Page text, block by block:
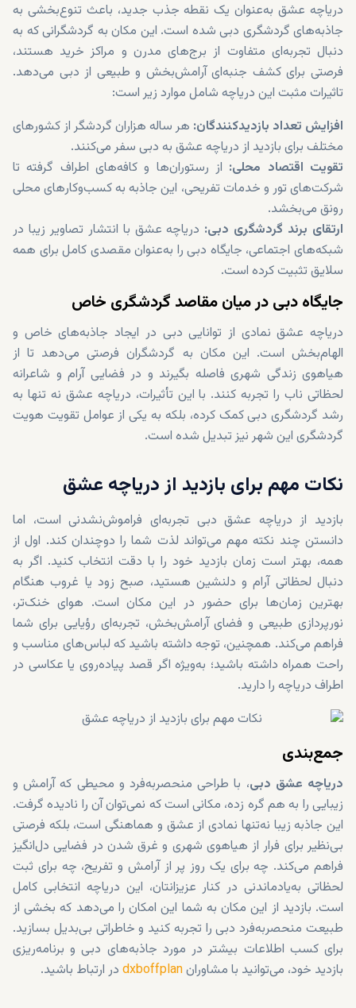
دریاچه عشق به‌عنوان یک نقطه جذب جدید، باعث تنوع‌بخشی به
جاذبه‌های گردشگری دبی شده است. این مکان به گردشگرانی که به
دنبال تجربه‌ای متفاوت از برج‌های مدرن و مراکز خرید هستند،
فرصتی برای کشف جنبه‌ای آرامش‌بخش و طبیعی از دبی می‌دهد.
تاثیرات مثبت این دریاچه شامل موارد زیر است:
افزایش تعداد بازدیدکنندگان: هر ساله هزاران گردشگر از کشورهای
مختلف برای بازدید از دریاچه عشق به دبی سفر می‌کنند.
تقویت اقتصاد محلی: از رستوران‌ها و کافه‌های اطراف گرفته تا
شرکت‌های تور و خدمات تفریحی، این جاذبه به کسب‌وکارهای محلی
رونق می‌بخشد.
ارتقای برند گردشگری دبی: دریاچه عشق با انتشار تصاویر زیبا در
شبکه‌های اجتماعی، جایگاه دبی را به‌عنوان مقصدی کامل برای همه
سلایق تثبیت کرده است.
جایگاه دبی در میان مقاصد گردشگری خاص
دریاچه عشق نمادی از توانایی دبی در ایجاد جاذبه‌های خاص و
الهام‌بخش است. این مکان به گردشگران فرصتی می‌دهد تا از
هیاهوی زندگی شهری فاصله بگیرند و در فضایی آرام و شاعرانه
لحظاتی ناب را تجربه کنند. با این تأثیرات، دریاچه عشق نه تنها به
رشد گردشگری دبی کمک کرده، بلکه به یکی از عوامل تقویت هویت
گردشگری این شهر نیز تبدیل شده است.
نکات مهم برای بازدید از دریاچه عشق
بازدید از دریاچه عشق دبی تجربه‌ای فراموش‌نشدنی است، اما
دانستن چند نکته مهم می‌تواند لذت شما را دوچندان کند. اول از
همه، بهتر است زمان بازدید خود را با دقت انتخاب کنید. اگر به
دنبال لحظاتی آرام و دلنشین هستید، صبح زود یا غروب هنگام
بهترین زمان‌ها برای حضور در این مکان است. هوای خنک‌تر،
نورپردازی طبیعی و فضای آرامش‌بخش، تجربه‌ای رؤیایی برای شما
فراهم می‌کند. همچنین، توجه داشته باشید که لباس‌های مناسب و
راحت همراه داشته باشید؛ به‌ویژه اگر قصد پیاده‌روی یا عکاسی در
اطراف دریاچه را دارید.
جمع‌بندی
دریاچه عشق دبی، با طراحی منحصربه‌فرد و محیطی که آرامش و
زیبایی را به هم گره زده، مکانی است که نمی‌توان آن را نادیده گرفت.
این جاذبه زیبا نه‌تنها نمادی از عشق و هماهنگی است، بلکه فرصتی
بی‌نظیر برای فرار از هیاهوی شهری و غرق شدن در فضایی دل‌انگیز
فراهم می‌کند. چه برای یک روز پر از آرامش و تفریح، چه برای ثبت
لحظاتی به‌یادماندنی در کنار عزیزانتان، این دریاچه انتخابی کامل
است. بازدید از این مکان به شما این امکان را می‌دهد که بخشی از
طبیعت منحصربه‌فرد دبی را تجربه کنید و خاطراتی بی‌بدیل بسازید.
برای کسب اطلاعات بیشتر در مورد جاذبه‌های دبی و برنامه‌ریزی
بازدید خود، می‌توانید با مشاورانdxboffplan در ارتباط باشید.